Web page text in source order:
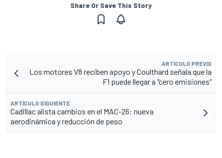
Share Or Save This Story
ARTÍCULO PREVIO
Los motores V8 reciben apoyo y Coulthard señala que la
F1 puede llegar a "cero emisiones"
ARTÍCULO SIGUIENTE
Cadillac alista cambios en el MAC-26: nueva
aerodinámica y reducción de peso